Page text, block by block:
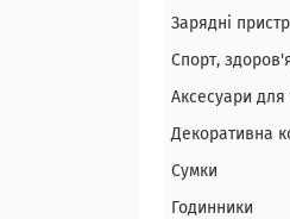
Зарядні
Спорт,
Аксесуари для
Декоративна
Сумки
Годинники